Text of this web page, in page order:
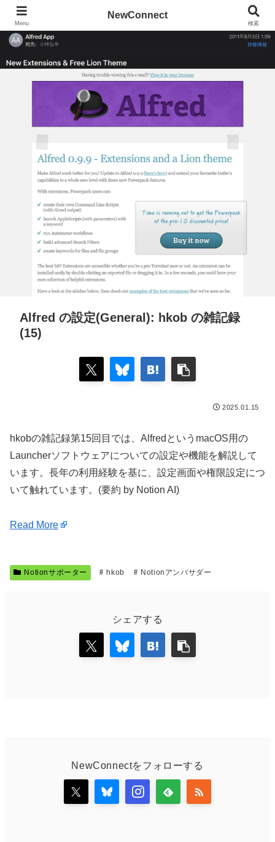
Alfred の設定(General): hkob の雑記録
(15)
2025.01.15
hkobの雑記録第15回目では、AlfredというmacOS用の
Launcherソフトウェアについての設定や機能を解説して
います。長年の利用経験を基に、設定画面や権限設定につ
いて触れています。(要約 by Notion AI)
Read More
Notionサポーター hkob Notionアンバサダー
シェアする
NewConnectをフォローする
Menu
NewConnect
検索